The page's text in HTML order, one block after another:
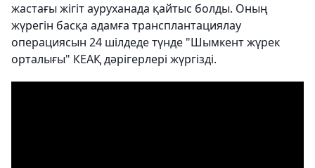
жастағы жігіт ауруханада қайтыс болды. Оның
жүрегін басқа адамға трансплантациялау
операциясын 24 шілдеде түнде "Шымкент жүрек
орталығы" КЕАҚ дәрігерлері жүргізді.